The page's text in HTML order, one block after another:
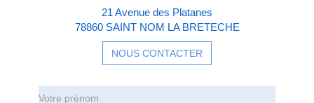
21 Avenue des Platanes
78860 SAINT NOM LA BRETECHE
NOUS CONTACTER